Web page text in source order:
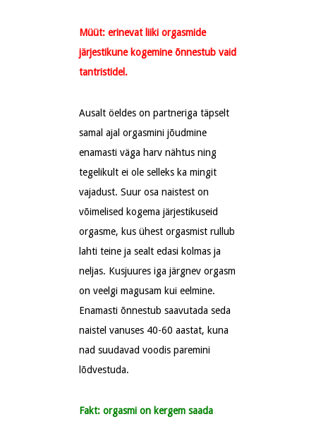
Müüt: erinevat liiki orgasmide
järjestikune kogemine õnnestub vaid
tantristidel.
Ausalt öeldes on partneriga täpselt
samal ajal orgasmini jõudmine
enamasti väga harv nähtus ning
tegelikult ei ole selleks ka mingit
vajadust. Suur osa naistest on
võimelised kogema järjestikuseid
orgasme, kus ühest orgasmist rullub
lahti teine ja sealt edasi kolmas ja
neljas. Kusjuures iga järgnev orgasm
on veelgi magusam kui eelmine.
Enamasti õnnestub saavutada seda
naistel vanuses 40-60 aastat, kuna
nad suudavad voodis paremini
lõdvestuda.
Fakt: orgasmi on kergem saada